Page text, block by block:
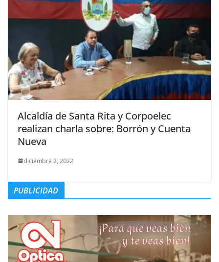
Alcaldía de Santa Rita y Corpoelec
realizan charla sobre: Borrón y Cuenta
Nueva
diciembre 2, 2022
PUBLICIDAD